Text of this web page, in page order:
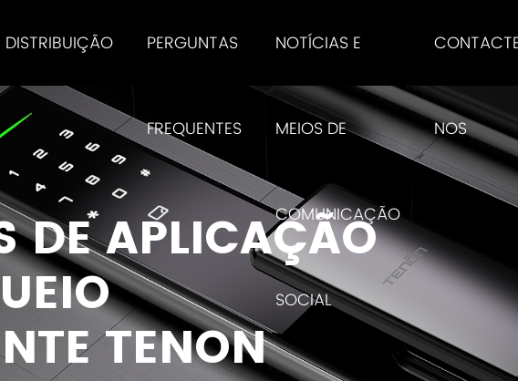
DISTRIBUIÇÃO PERGUNTAS
FREQUENTES
NOTÍCIAS E
MEIOS DE
COMUNICAÇÃO
SOCIAL
NOS
DE APLICAÇÃO
TENON